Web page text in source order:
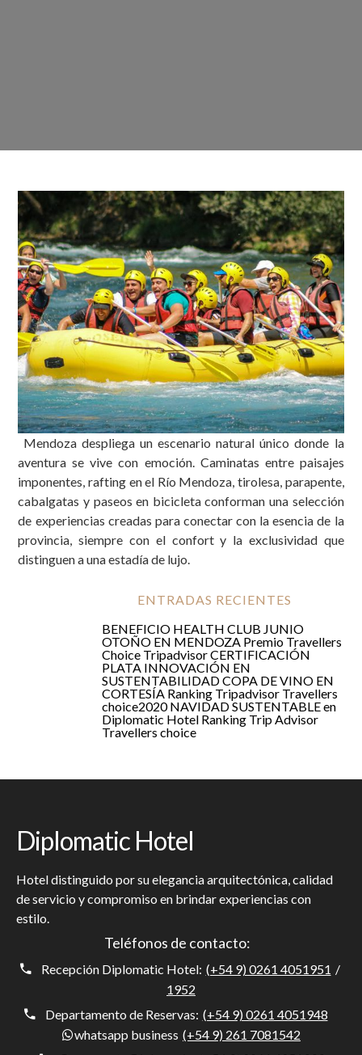
Aventura y paisajes imponentes
Mendoza despliega un escenario natural único donde la
aventura se vive con emoción. Caminatas entre paisajes
imponentes, rafting en el Río Mendoza, tirolesa, parapente,
cabalgatas y paseos en bicicleta conforman una selección
de experiencias creadas para conectar con la esencia de la
provincia, siempre con el confort y la exclusividad que
distinguen a una estadía de lujo.
ENTRADAS RECIENTES
BENEFICIO HEALTH CLUB JUNIO
OTOÑO EN MENDOZA Premio Travellers
Choice TripadvisorCERTIFICACIÓN
PLATA INNOVACIÓN EN
SUSTENTABILIDADCOPA DE VINO EN
CORTESÍA Ranking Tripadvisor Travellers
choice2020 NAVIDAD SUSTENTABLE en
Diplomatic Hotel Ranking Trip Advisor
Travellers choice
Diplomatic Hotel
Hotel distinguido por su elegancia arquitectónica, calidad
de servicio y compromiso en brindar experiencias con
estilo.
Teléfonos de contacto:
Recepción Diplomatic Hotel: (+54 9) 0261 4051951 /
1952
Departamento de Reservas: (+54 9) 0261 4051948
whatsapp business (+54 9) 261 7081542